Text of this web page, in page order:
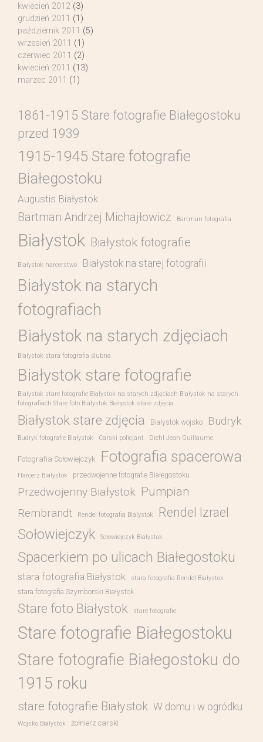
kwiecień 2012 (3)
grudzień 2011 (1)
październik 2011 (5)
wrzesień 2011 (1)
czerwiec 2011 (2)
kwiecień 2011 (13)
marzec 2011 (1)
1861-1915 Stare fotografie Białegostoku
przed 1939
1915-1945 Stare fotografie
Białegostoku
Augustis Białystok
Bartman Andrzej Michajłowicz Bartman fotografia
Białystok Białystok fotografie
Białystok harcerstwo Białystok na starej fotografii
Białystok na starych
fotografiach
Białystok na starych zdjęciach
Białystok stara fotografia ślubna
Białystok stare fotografie
Białystok stare fotografie Białystok na starych zdjęciach Białystok na starych
fotografiach Stare foto Białystok Białystok stare zdjęcia
Białystok stare zdjęcia Białystok wojsko Budryk
Budryk fotografie Białystok Carski policjant Diehl Jean Guillaume
Fotografia Sołowiejczyk Fotografia spacerowa
Harcerz Białystok przedwojenne fotografie Białegostoku
Przedwojenny Białystok Pumpian
Rembrandt Rendel fotografia Bialystok Rendel Izrael
Sołowiejczyk Sołowiejczyk Białystok
Spacerkiem po ulicach Białegostoku
stara fotografia Białystok stara fotografia Rendel Białystok
stara fotografia Szymborski Białystok
Stare foto Białystok stare fotografie
Stare fotografie Białegostoku
Stare fotografie Białegostoku do
1915 roku
stare fotografie Białystok W domu i w ogródku
Wojsko Białystok żołnierz carski